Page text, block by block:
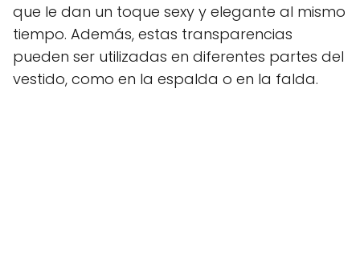
que le dan un toque sexy y elegante al mismo
tiempo. Además, estas transparencias
pueden ser utilizadas en diferentes partes del
vestido, como en la espalda o en la falda.